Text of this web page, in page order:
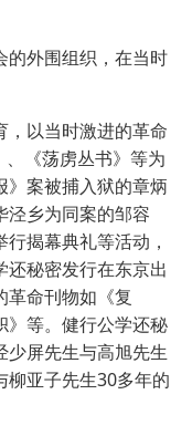
外围组织，在当时
以当时激进的革命
《荡虏丛书》等为
》案被捕入狱的章炳
泾乡为同案的邹容
行揭幕典礼等活动，
还秘密发行在东京出
革命刊物如《复
》等。健行公学还秘
少屏先生与高旭先生
柳亚子先生30多年的